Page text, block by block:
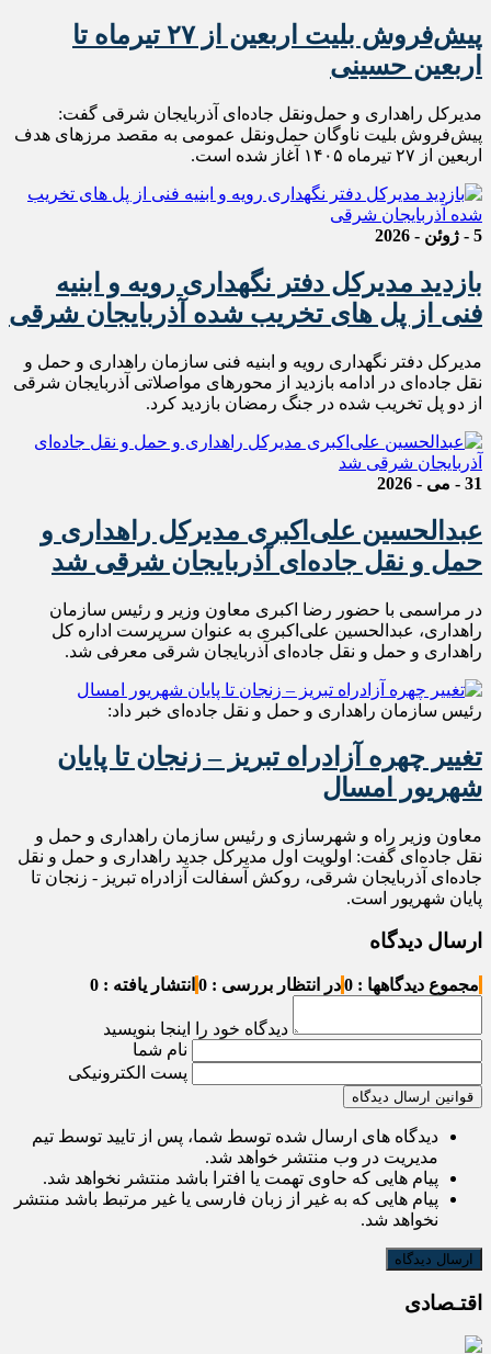
پیش‌فروش بلیت اربعین از ۲۷ تیرماه تا
اربعین حسینی
مدیرکل راهداری و حمل‌ونقل جاده‌ای آذربایجان شرقی گفت:
پیش‌فروش بلیت ناوگان حمل‌ونقل عمومی به مقصد مرزهای هدف
اربعین از ۲۷ تیرماه ۱۴۰۵ آغاز شده است.
5 - ژوئن - 2026
بازدید مدیرکل دفتر نگهداری رویه و ابنیه
فنی از پل های تخریب شده آذربایجان شرقی
مدیرکل دفتر نگهداری رویه و ابنیه فنی سازمان راهداری و حمل و
نقل جاده‌ای در ادامه بازدید از محورهای مواصلاتی آذربایجان شرقی
از دو‌ پل تخریب شده در جنگ رمضان بازدید کرد.
31 - می - 2026
عبدالحسین علی‌اکبری مدیرکل راهداری و
حمل و نقل جاده‌ای آذربایجان شرقی شد
در مراسمی با حضور رضا اکبری معاون وزیر و رئیس سازمان
راهداری، عبدالحسین علی‌اکبری به عنوان سرپرست اداره کل
راهداری و حمل و نقل جاده‌ای آذربایجان شرقی معرفی شد‌.
رئیس سازمان راهداری و حمل و نقل جاده‌ای خبر داد:
تغییر چهره آزادراه تبریز – زنجان تا پایان
شهریور امسال
معاون وزیر راه و شهرسازی و رئیس سازمان راهداری و حمل و
نقل جاده‌ای گفت: اولویت اول مدیرکل جدید راهداری و حمل و نقل
جاده‌ای آذربایجان شرقی، روکش آسفالت آزادراه تبریز - زنجان تا
پایان شهریور است.
ارسال دیدگاه
مجموع دیدگاهها : 0 در انتظار بررسی : 0 انتشار یافته : 0
دیدگاه خود را اینجا بنویسید
نام شما
پست الکترونیکی
قوانین ارسال دیدگاه
دیدگاه های ارسال شده توسط شما، پس از تایید توسط تیم
مدیریت در وب منتشر خواهد شد.
پیام هایی که حاوی تهمت یا افترا باشد منتشر نخواهد شد.
پیام هایی که به غیر از زبان فارسی یا غیر مرتبط باشد منتشر
نخواهد شد.
اقتـصادی